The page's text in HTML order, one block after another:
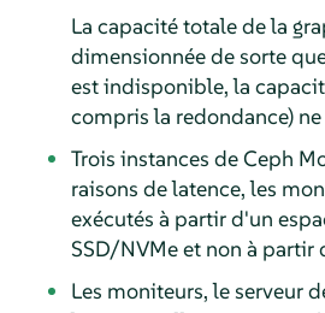
La capacité totale de la
dimensionnée de sorte
est indisponible, la
compris la redondance)
Trois instances de Ceph
raisons de latence, les
exécutés à partir d'un
SSD/NVMe et non à partir
Les moniteurs, le serveur